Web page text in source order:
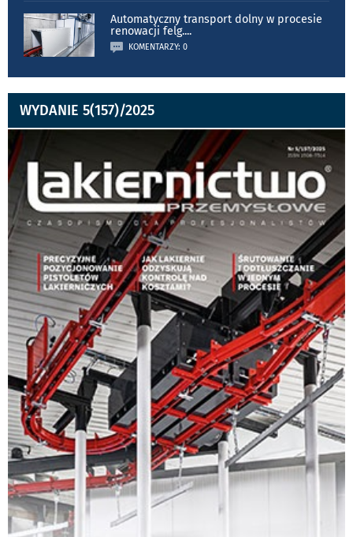
Automatyczny transport dolny w procesie
renowacji felg....
KOMENTARZY: 0
WYDANIE 5(157)/2025